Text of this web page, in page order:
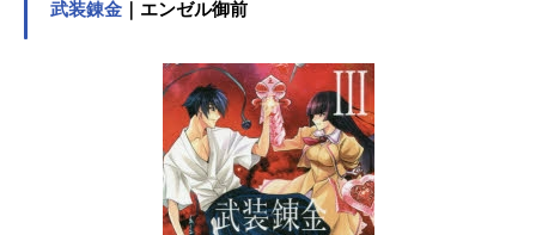
んべヱや、いくさで親をなくしなが
た。忍術学園のせいとは忍者のたま
ご、「忍たま」とよばれる。忍術学
園には、ナゾの天才忍者だった学園
長をはじめ、ユニークな先生や上級
生、ちょっと手ごわい「くの一教
室」の女の子たちや忍犬ヘムヘムな
どがいて、とってもにぎやか!乱太郎
武装錬金 ｜エンゼル御前